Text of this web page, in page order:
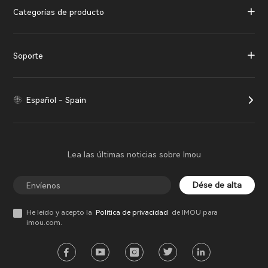
Categorías de producto
Soporte
Español - Spain
Lea las últimas noticias sobre Imou
Dése de alta
He leído y acepto la Política de privacidad de IMOU para
imou.com.